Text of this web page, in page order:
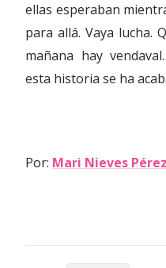
ellas esperaban
para allá. Vaya lucha.
mañana hay
esta historia se ha
Por: Mari Nieves